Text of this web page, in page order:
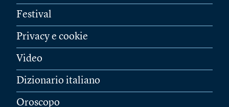
Festival
Privacy e cookie
Video
Dizionario italiano
Oroscopo